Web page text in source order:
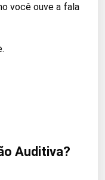
você ouve a fala
Auditiva?